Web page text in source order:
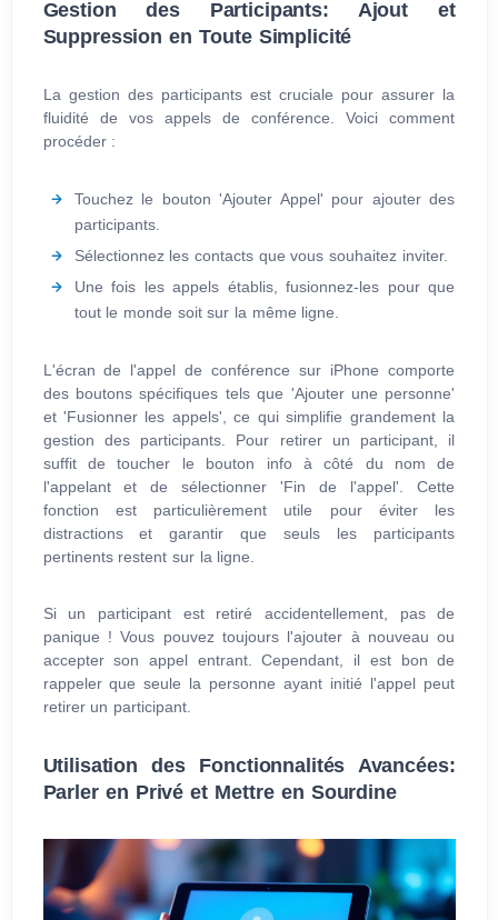
Gestion des Participants: Ajout et
Suppression en Toute Simplicité
La gestion des participants est cruciale pour assurer la
fluidité de vos appels de conférence. Voici comment
procéder :
Touchez le bouton 'Ajouter Appel' pour ajouter des
participants.
Sélectionnez les contacts que vous souhaitez inviter.
Une fois les appels établis, fusionnez-les pour que
tout le monde soit sur la même ligne.
L'écran de l'appel de conférence sur iPhone comporte
des boutons spécifiques tels que 'Ajouter une personne'
et 'Fusionner les appels', ce qui simplifie grandement la
gestion des participants. Pour retirer un participant, il
suffit de toucher le bouton info à côté du nom de
l'appelant et de sélectionner 'Fin de l'appel'. Cette
fonction est particulièrement utile pour éviter les
distractions et garantir que seuls les participants
pertinents restent sur la ligne.
Si un participant est retiré accidentellement, pas de
panique ! Vous pouvez toujours l'ajouter à nouveau ou
accepter son appel entrant. Cependant, il est bon de
rappeler que seule la personne ayant initié l'appel peut
retirer un participant.
Utilisation des Fonctionnalités Avancées:
Parler en Privé et Mettre en Sourdine